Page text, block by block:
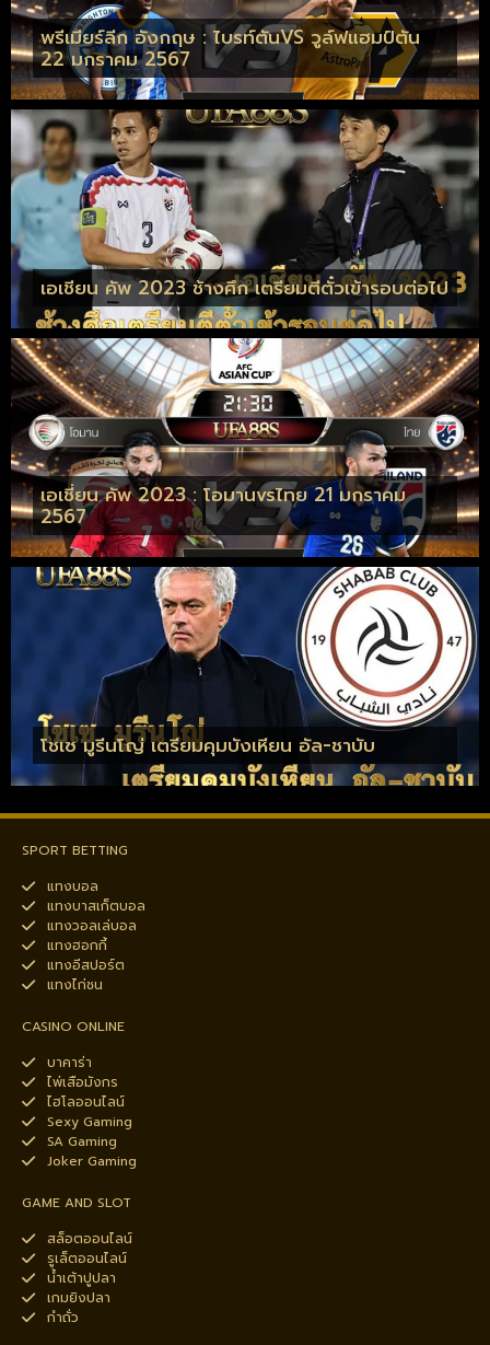
พรีเมียร์ลีก อังกฤษ : ไบรท์ตันVS วูล์ฟแฮมป์ตัน
22 มกราคม 2567
เอเชียน คัพ 2023 ช้างศึก เตรียมตีตั๋วเข้ารอบต่อไป
เอเชี่ยน คัพ 2023 : โอมานvsไทย 21 มกราคม
2567
โชเซ มูรีนโญ่ เตรียมคุมบังเหียน อัล-ชาบับ
SPORT BETTING
แทงบอล
แทงบาสเก็ตบอล
แทงวอลเล่บอล
แทงฮอกกี้
แทงอีสปอร์ต
แทงไก่ชน
CASINO ONLINE
บาคาร่า
ไพ่เสือมังกร
ไฮโลออนไลน์
Sexy Gaming
SA Gaming
Joker Gaming
GAME AND SLOT
สล็อตออนไลน์
รูเล็ตออนไลน์
น้ำเต้าปูปลา
เกมยิงปลา
กำถั่ว